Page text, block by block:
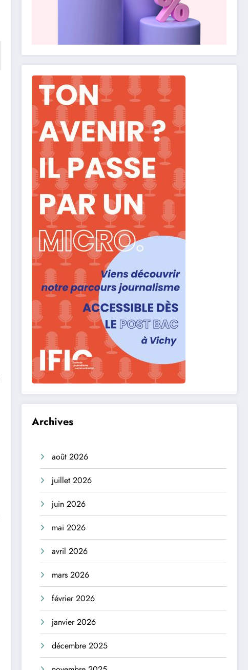
Archives
août 2026
juillet 2026
juin 2026
mai 2026
avril 2026
mars 2026
février 2026
janvier 2026
décembre 2025